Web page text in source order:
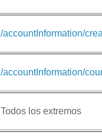
/accountInformation/
/accountInformation/
Todos los extremos